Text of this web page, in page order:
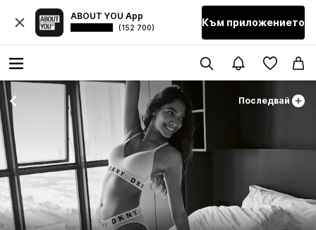
ABOUT YOU App
(152 700) Към приложението
Последвай